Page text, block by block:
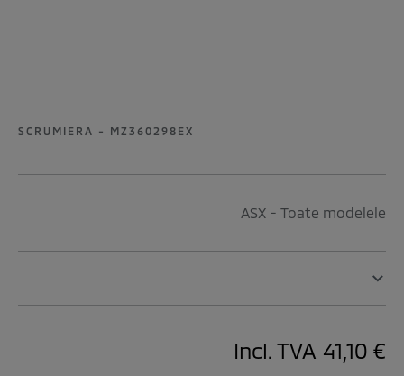
SCRUMIERA - MZ360298EX
ASX - Toate modelele
Incl. TVA 41,10 €